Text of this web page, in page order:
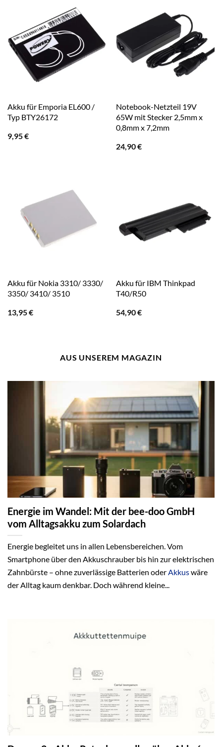
Akku für Emporia EL600 /
Typ BTY26172
9,95€
Notebook-Netzteil 19V
65W mit Stecker 2,5mm x
0,8mm x 7,2mm
24,90€
Akku für Nokia 3310/ 3330/
3350/ 3410/ 3510
13,95€
Akku für IBM Thinkpad
T40/R50
54,90€
AUS UNSEREM MAGAZIN
Energie im Wandel: Mit der bee-doo GmbH
vom Alltagsakku zum Solardach
Energie begleitet uns in allen Lebensbereichen. Vom
Smartphone über den Akkuschrauber bis hin zur elektrischen
Zahnbürste – ohne zuverlässige Batterien oderAkkuswäre
der Alltag kaum denkbar. Doch während kleine...